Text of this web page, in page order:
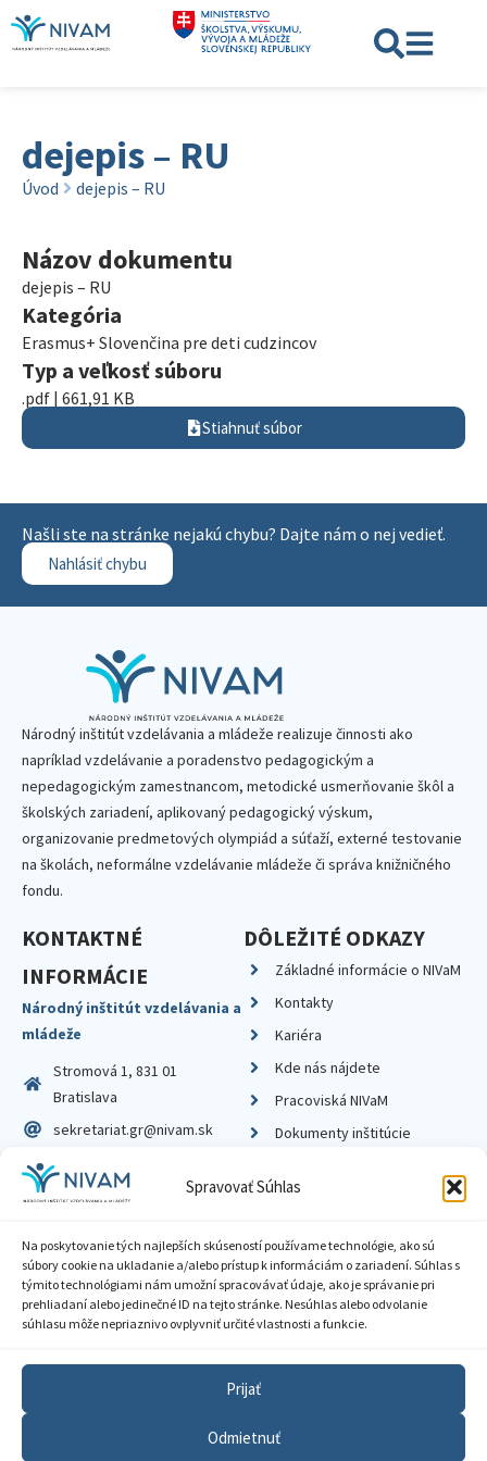
Spravovať Súhlas
Na poskytovanie tých najlepších skúseností používame technológie, ako sú
súbory cookie na ukladanie a/alebo prístup k informáciám o zariadení. Súhlas s
týmito technológiami nám umožní spracovávať údaje, ako je správanie pri
prehliadaní alebo jedinečné ID na tejto stránke. Nesúhlas alebo odvolanie
súhlasu môže nepriaznivo ovplyvniť určité vlastnosti a funkcie.
Prijať
Odmietnuť
dejepis – RU
Úvod dejepis – RU
Názov dokumentu
dejepis – RU
Kategória
Erasmus+ Slovenčina pre deti cudzincov
Typ a veľkosť súboru
.pdf | 661,91 KB
Stiahnuť súbor
Našli ste na stránke nejakú chybu? Dajte nám o nej vedieť.
Nahlásiť chybu
Národný inštitút vzdelávania a mládeže realizuje činnosti ako
napríklad vzdelávanie a poradenstvo pedagogickým a
nepedagogickým zamestnancom, metodické usmerňovanie škôl a
školských zariadení, aplikovaný pedagogický výskum,
organizovanie predmetových olympiád a súťaží, externé testovanie
na školách, neformálne vzdelávanie mládeže či správa knižničného
fondu.
KONTAKTNÉ
INFORMÁCIE
Národný inštitút vzdelávania a
mládeže
Stromová 1, 831 01
Bratislava
sekretariat.gr@nivam.sk
IČO: 00164348
DIČ: 2020798714
DÔLEŽITÉ ODKAZY
Základné informácie o NIVaM
Kontakty
Kariéra
Kde nás nájdete
Pracoviská NIVaM
Dokumenty inštitúcie
Zásady ochrany súkromia
Sprístupnenie informácií